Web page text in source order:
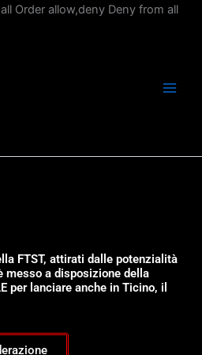
Order allow,deny Deny from allVai
FTST, attirati dalle potenzialità
messo a disposizione della
per lanciare anche in Ticino, il